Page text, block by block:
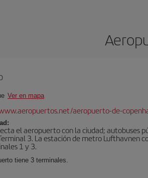
Ver en mapa
aeropuerto-de-
el aeropuerto con la ciudad; autobuses
3. La estación de metro Lufthavnen
1 y 3.
tiene 3 terminales.